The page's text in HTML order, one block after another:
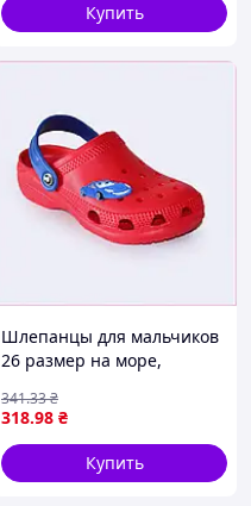
Купить
Шлепанцы для мальчиков
26 размер на море,
318.98 ₴
341.33₴
Купить